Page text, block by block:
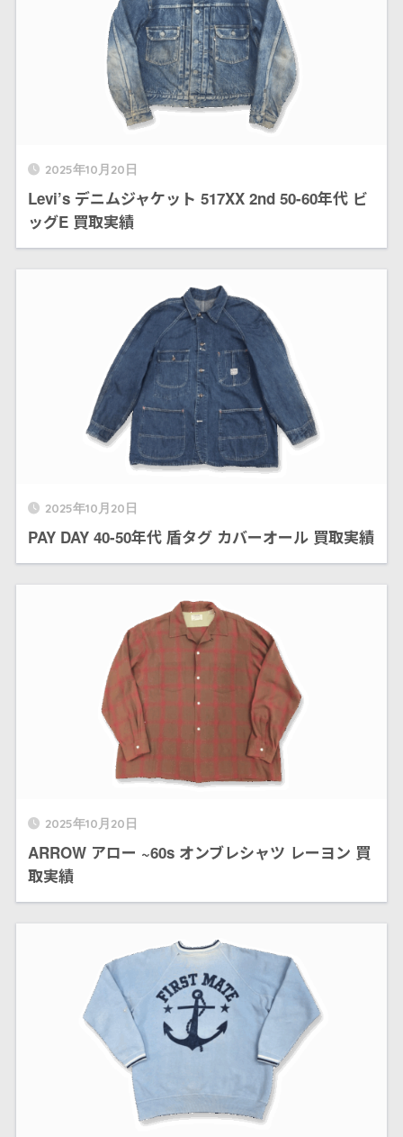
2025年10月20日
Levi’s デニムジャケット 517XX 2nd 50-60年代 ビ
ッグE 買取実績
2025年10月20日
PAY DAY 40-50年代 盾タグ カバーオール 買取実績
2025年10月20日
ARROW アロー ~60s オンブレシャツ レーヨン 買
取実績